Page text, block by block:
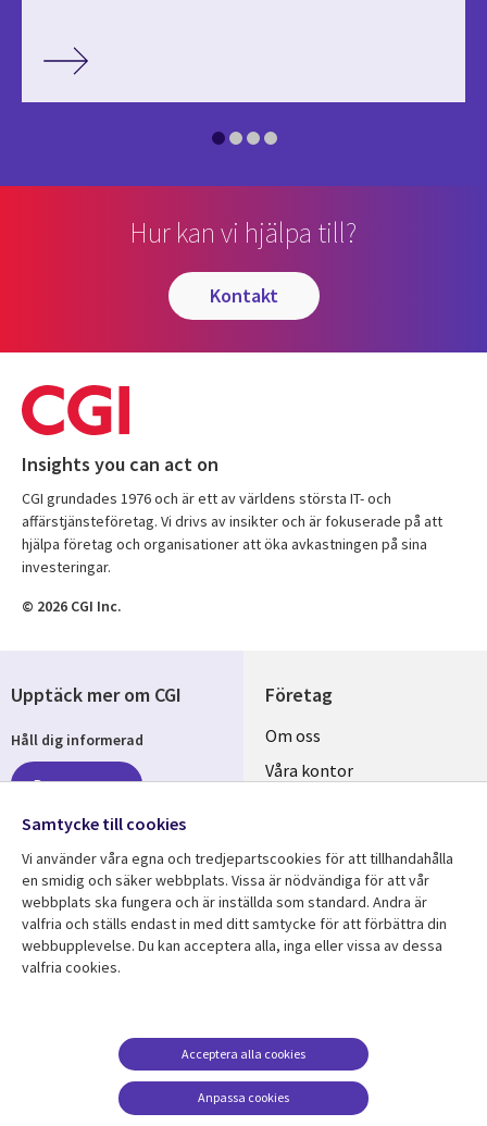
Hur kan vi hjälpa till?
kontakt
Insights you can act on
CGI grundades 1976 och är ett av världens största IT- och
affärstjänsteföretag. Vi drivs av insikter och är fokuserade på att
hjälpa företag och organisationer att öka avkastningen på sina
investeringar.
© 2026 CGI Inc.
Företag
Useful
links
Om oss
Våra kontor
Legal
SWEDEN
Integritet och
dataskydd
Upptäck mer om CGI
Håll dig informerad
Prenumerera
Följ oss
Social
Media
SWEDEN
Samtycke till cookies
Vi använder våra egna och tredjepartscookies för att tillhandahålla
en smidig och säker webbplats. Vissa är nödvändiga för att vår
webbplats ska fungera och är inställda som standard. Andra är
valfria och ställs endast in med ditt samtycke för att förbättra din
webbupplevelse. Du kan acceptera alla, inga eller vissa av dessa
valfria cookies.
Anpassa cookies
Acceptera alla cookies